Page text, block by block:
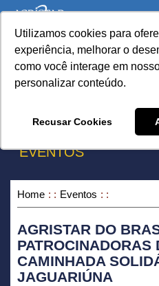
Utilizamos cookies para
experiência, melhorar o
como você interage em
personalizar conteúdo.
Recusar Cookies
to Content
ONDE
EVENTOS
Home Eventos
AGRISTAR DO
PATROCINADORAS
CAMINHADA
JAGUARIÚNA